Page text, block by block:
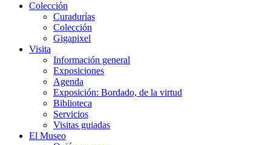
Colección
Curadurías
Colección
Gigapixel
Visita
Información general
Exposiciones
Agenda
Exposición: Bordado, de la virtud
Biblioteca
Servicios
Visitas guiadas
El Museo